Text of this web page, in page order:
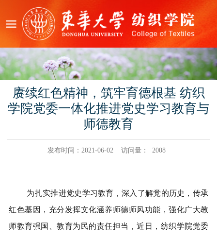
赓续红色精神，筑牢育德根基 纺织
学院党委一体化推进党史学习教育与
师德教育
发布时间：2021-06-02 访问量： 2008
为扎实推进党史学习教育，深入了解党的历史，传承
红色基因，充分发挥文化涵养师德师风功能，强化广大教
师教育强国、教育为民的责任担当，近日，纺织学院党委